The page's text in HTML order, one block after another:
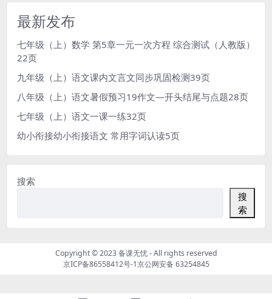
最新发布
七年级（上）数学 第5章一元一次方程 综合测试（人教版）
22页
九年级（上）语文课内文言文同步巩固检测39页
八年级（上）语文暑假预习19作文—开头结尾与点题28页
七年级（上）语文一课一练32页
幼小衔接幼小衔接语文 常用字词认读5页
搜索
搜
索
Copyright © 2023备课无忧- All rights reserved
京ICP备86558412号-1京公网安备 63254845